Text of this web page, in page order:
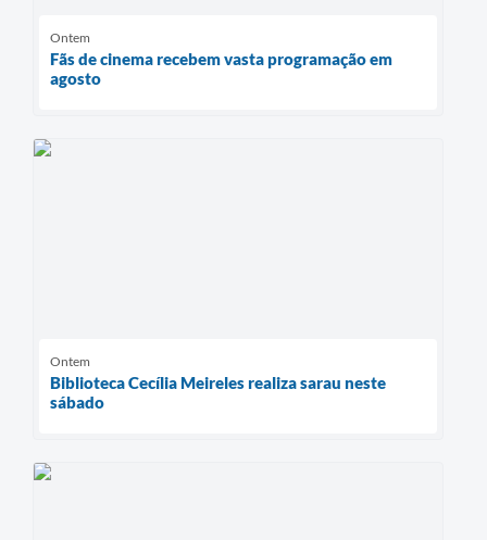
Ontem
Fãs de cinema recebem vasta programação em
agosto
Ontem
Biblioteca Cecília Meireles realiza sarau neste
sábado